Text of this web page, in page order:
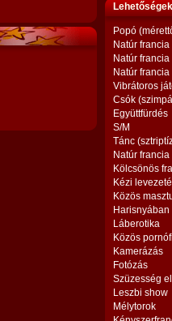
Popó
Natúr francia
Natúr
Natúr
Vibrátoros
Csók
Együttfürdés
S/M
Tánc
Natúr
Kölcsönös
Kézi
Közös
Harisnyában
Láberotika
Közös
Kamerázás
Fotózás
Szüzesség
Leszbi show
Mélytorok